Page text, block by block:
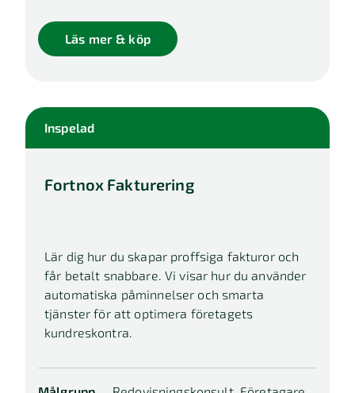
Läs mer & köp
Inspelad
Fortnox Fakturering
Lär dig hur du skapar proffsiga fakturor och
får betalt snabbare. Vi visar hur du använder
automatiska påminnelser och smarta
tjänster för att optimera företagets
kundreskontra.